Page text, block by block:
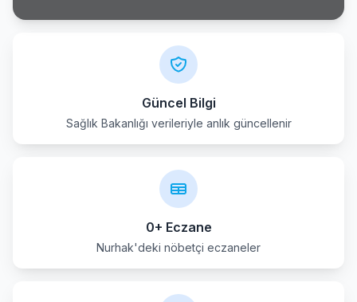
Güncel Bilgi
Sağlık Bakanlığı verileriyle anlık güncellenir
0+ Eczane
Nurhak'deki nöbetçi eczaneler